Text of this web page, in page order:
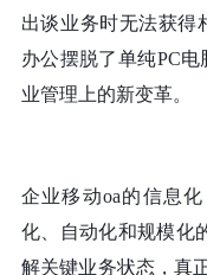
出谈业务时无法获得
办公摆脱了单纯PC
业管理上的新变革。
企业移动oa的信息
化、自动化和规模化
解关键业务状态，真